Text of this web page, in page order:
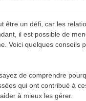
être un défi, car les
il est possible de
Voici quelques conseils
de comprendre
qui ont contribué à
à mieux les gérer.